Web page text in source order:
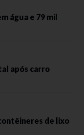
água e 79 mil
após carro
de lixo